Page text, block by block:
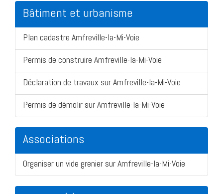
Bâtiment et urbanisme
Plan cadastre Amfreville-la-Mi-Voie
Permis de construire Amfreville-la-Mi-Voie
Déclaration de travaux sur Amfreville-la-Mi-Voie
Permis de démolir sur Amfreville-la-Mi-Voie
Associations
Organiser un vide grenier sur Amfreville-la-Mi-Voie